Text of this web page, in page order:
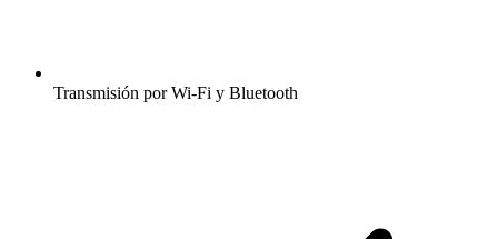
Transmisión por Wi-Fi y Bluetooth